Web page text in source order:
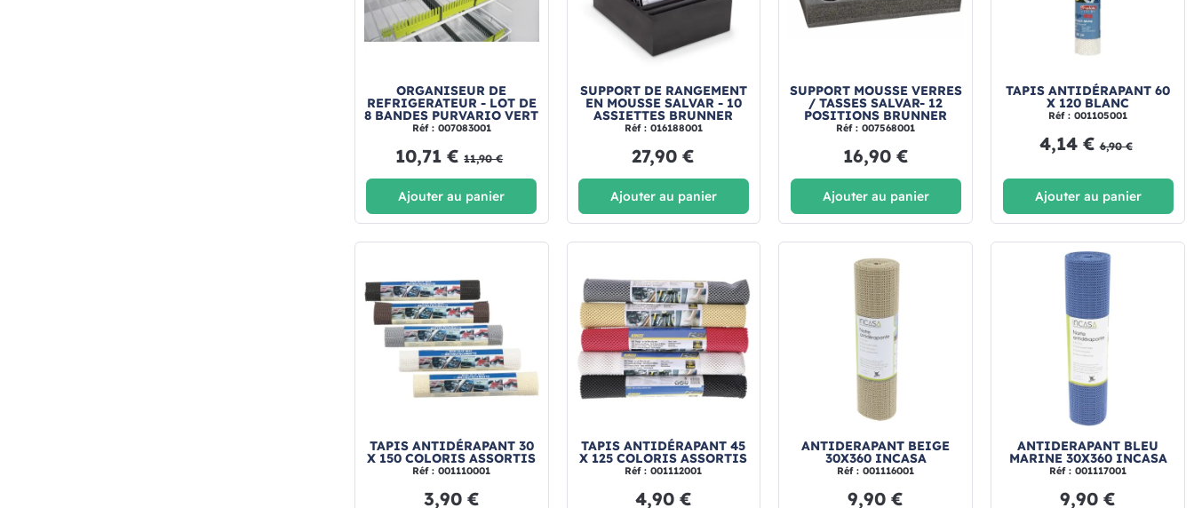
ORGANISEUR DE
REFRIGERATEUR - LOT DE
8 BANDES PURVARIO VERT
Réf : 007083001
10,71 € 11,90 €
Ajouter au panier
SUPPORT DE RANGEMENT
EN MOUSSE SALVAR - 10
ASSIETTES BRUNNER
Réf : 016188001
27,90 €
Ajouter au panier
SUPPORT MOUSSE VERRES
/ TASSES SALVAR- 12
POSITIONS BRUNNER
Réf : 007568001
16,90 €
Ajouter au panier
TAPIS ANTIDÉRAPANT 60
X 120 BLANC
Réf : 001105001
4,14 € 6,90 €
Ajouter au panier
TAPIS ANTIDÉRAPANT 30
X 150 COLORIS ASSORTIS
Réf : 001110001
3,90 €
TAPIS ANTIDÉRAPANT 45
X 125 COLORIS ASSORTIS
Réf : 001112001
4,90 €
ANTIDERAPANT BEIGE
30X360 INCASA
Réf : 001116001
9,90 €
ANTIDERAPANT BLEU
MARINE 30X360 INCASA
Réf : 001117001
9,90 €